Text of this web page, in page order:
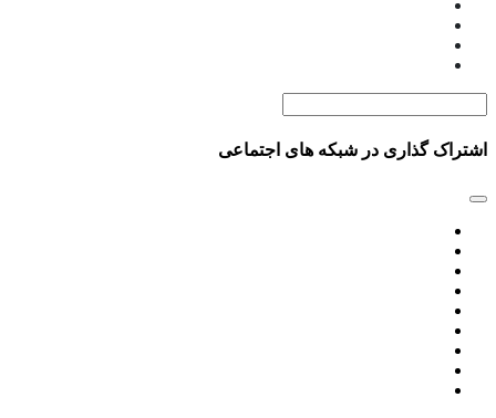
اشتراک گذاری در شبکه های اجتماعی